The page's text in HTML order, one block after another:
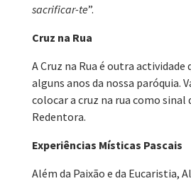
sacrificar-te”.
Cruz na Rua
A Cruz na Rua é outra actividade
alguns anos da nossa paróquia.
colocar a cruz na rua como sinal
Redentora.
Experiências Místicas Pascais
Além da Paixão e da Eucaristia,